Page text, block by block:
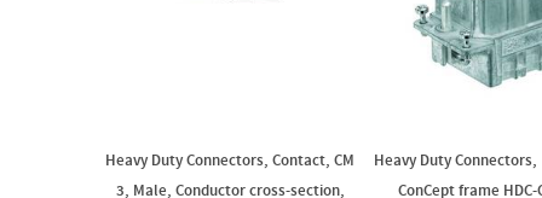
Heavy Duty Connectors, Contact, CM
3, Male, Conductor cross-section,
Heavy Duty Connectors,
ConCept frame HDC-